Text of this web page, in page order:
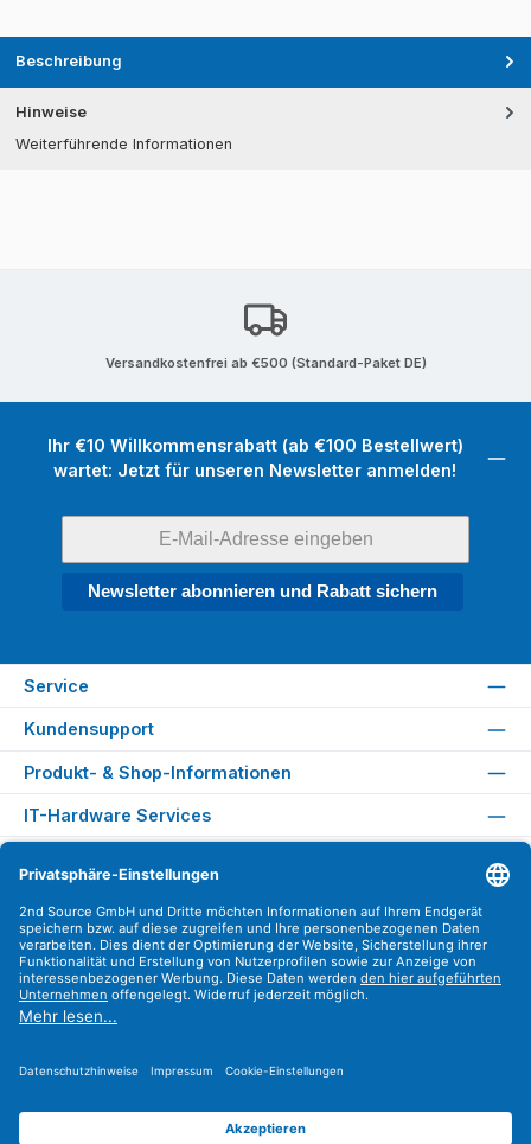
Beschreibung
Hinweise
Weiterführende Informationen
Versandkostenfrei ab €500 (Standard-Paket DE)
Ihr €10 Willkommensrabatt (ab €100 Bestellwert)
wartet: Jetzt für unseren Newsletter anmelden!
Newsletter abonnieren und Rabatt sichern
Service
Kundensupport
Produkt- & Shop-Informationen
IT-Hardware Services
Versandarten
Zahlungsarten
Sicher Einkaufen
Find us on